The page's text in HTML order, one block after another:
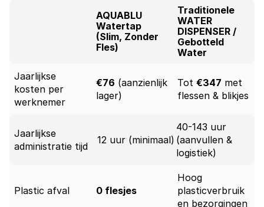
AQUABLU
Watertap
(Slim, Zonder
Fles)
Traditionele
WATER
DISPENSER /
Gebotteld
Water
Jaarlijkse
kosten per
werknemer
€76 (aanzienlijk
lager)
Tot €347 met
flessen & blikjes
Jaarlijkse
administratie tijd
12 uur (minimaal)
40-143 uur
(aanvullen &
logistiek)
Plastic afval 0 flesjes
Hoog
plasticverbruik
en bezorgingen